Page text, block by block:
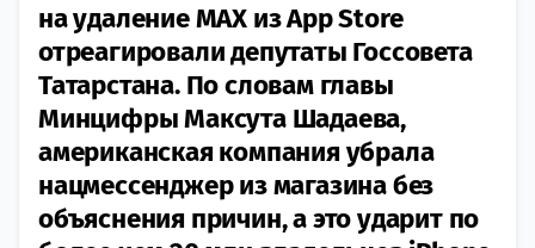
на удаление MAX из App Store
отреагировали депутаты Госсовета
Татарстана. По словам главы
Минцифры Максута Шадаева,
американская компания убрала
нацмессенджер из магазина без
объяснения причин, а это ударит по